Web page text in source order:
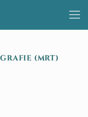
(MRT)